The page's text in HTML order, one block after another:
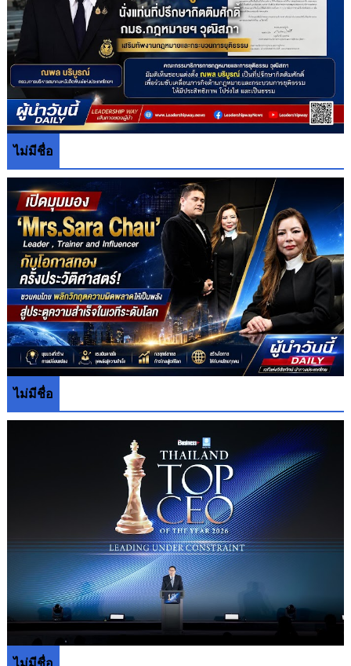
ไม่มีชื่อ
ไม่มีชื่อ